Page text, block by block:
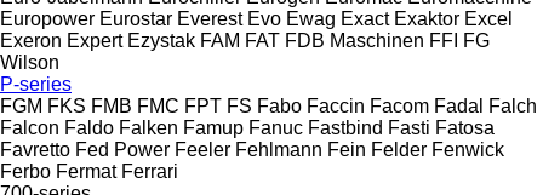
Europower Eurostar Everest Evo Ewag Exact Exaktor Excel
Exeron Expert Ezystak FAM FAT FDB Maschinen FFI FG
Wilson
P-series
FGM FKS FMB FMC FPT FS Fabo Faccin Facom Fadal
Falch
Falcon Faldo Falken Famup Fanuc Fastbind Fasti Fatosa
Favretto Fed Power Feeler Fehlmann Fein Felder Fenwick
Ferbo Fermat Ferrari